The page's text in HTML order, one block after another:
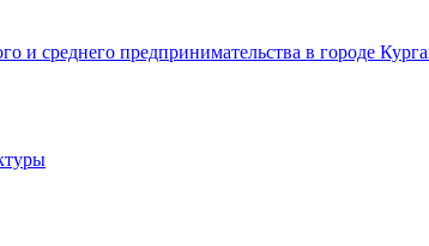
и среднего предпринимательства в городе